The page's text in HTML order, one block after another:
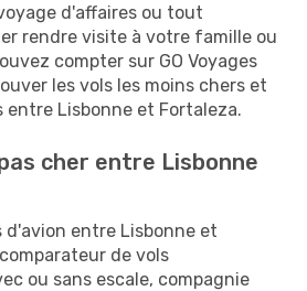
d'affaires ou tout
rendre visite à votre famille ou
compter sur GO Voyages
les vols les moins chers et
entre Lisbonne et Fortaleza.
cher entre Lisbonne
d'avion entre Lisbonne et
de vols
ou sans escale, compagnie